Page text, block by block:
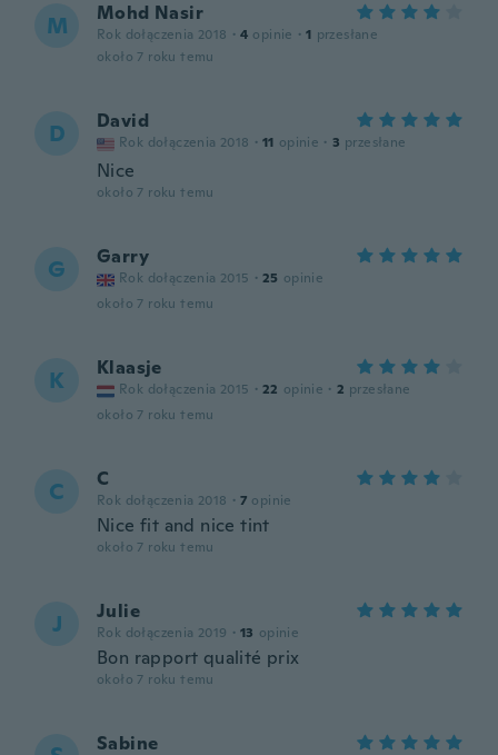
M Mohd Nasir
Rok dołączenia 2018 · 4 opinie · 1 przesłane
około 7 roku temu
D David
Rok dołączenia 2018 · 11 opinie · 3 przesłane
Nice
około 7 roku temu
G Garry
Rok dołączenia 2015 · 25 opinie
około 7 roku temu
K Klaasje
Rok dołączenia 2015 · 22 opinie · 2 przesłane
około 7 roku temu
C C
Rok dołączenia 2018 · 7 opinie
Nice fit and nice tint
około 7 roku temu
J Julie
Rok dołączenia 2019 · 13 opinie
Bon rapport qualité prix
około 7 roku temu
Sabine